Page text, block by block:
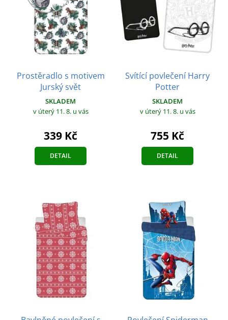
Prostěradlo s motivem
Jurský svět
SKLADEM
v úterý 11. 8. u vás
339 Kč
DETAIL
Svítící povlečení Harry
Potter
SKLADEM
v úterý 11. 8. u vás
755 Kč
DETAIL